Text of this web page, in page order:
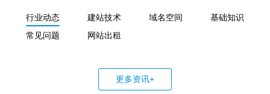
行业动态 建站技术 域名空间
基础知识
常见问题
网站出租
更多资讯+